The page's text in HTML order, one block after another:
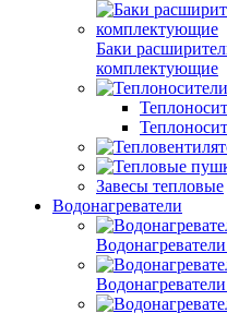
Баки
комплектующие
Завесы тепловые
Водонагреватели